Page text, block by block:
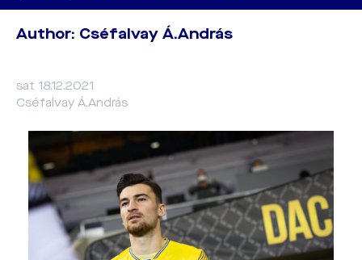
Author: Cséfalvay Á.András
sat 18.12.2021
Cséfalvay Á.András